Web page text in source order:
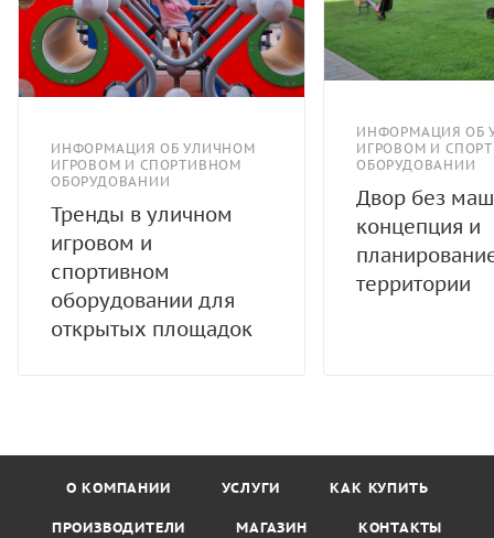
ИНФОРМАЦИЯ ОБ УЛИЧНОМ
ИГРОВОМ И СПОРТИВНОМ
ОБОРУДОВАНИИ
Тренды в уличном
игровом и
спортивном
оборудовании для
открытых площадок
ИНФОРМАЦИЯ ОБ
ИГРОВОМ И
ОБОРУДОВАНИИ
Двор без
концепция и
территории
О КОМПАНИИ УСЛУГИ КАК КУПИТЬ
ПРОИЗВОДИТЕЛИ МАГАЗИН КОНТАКТЫ